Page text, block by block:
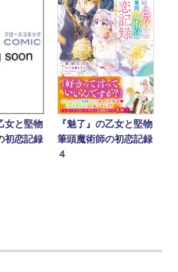
女と堅物
初恋記録
『魅了』の乙女と堅物
筆頭魔術師の初恋記録
４